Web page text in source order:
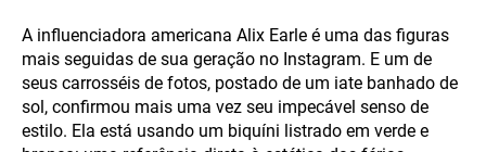
A influenciadora americana Alix Earle é uma das figuras
mais seguidas de sua geração no Instagram. E um de
seus carrosséis de fotos, postado de um iate banhado de
sol, confirmou mais uma vez seu impecável senso de
estilo. Ela está usando um biquíni listrado em verde e